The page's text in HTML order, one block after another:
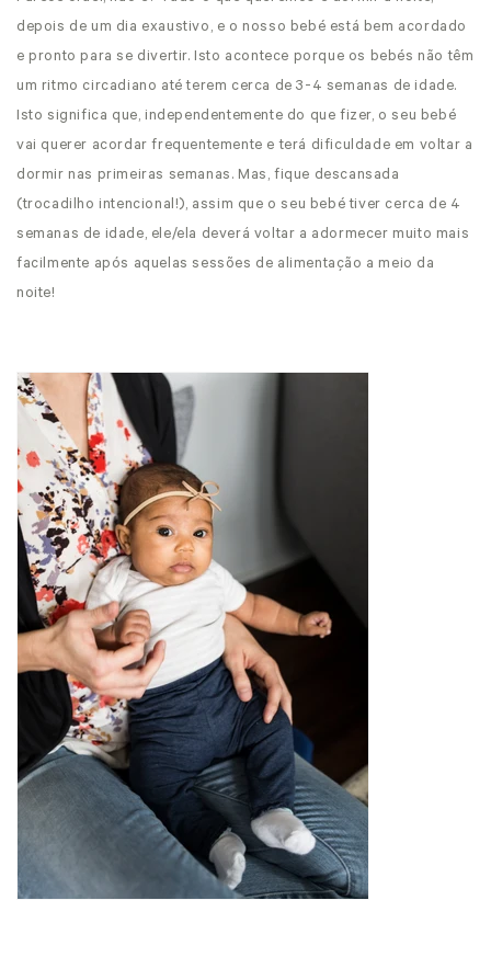
depois de um dia exaustivo, e o nosso bebé está bem acordado
e pronto para se divertir. Isto acontece porque os bebés não têm
um ritmo circadiano até terem cerca de 3-4 semanas de idade.
Isto significa que, independentemente do que fizer, o seu bebé
vai querer acordar frequentemente e terá dificuldade em voltar a
dormir nas primeiras semanas. Mas, fique descansada
(trocadilho intencional!), assim que o seu bebé tiver cerca de 4
semanas de idade, ele/ela deverá voltar a adormecer muito mais
facilmente após aquelas sessões de alimentação a meio da
noite!